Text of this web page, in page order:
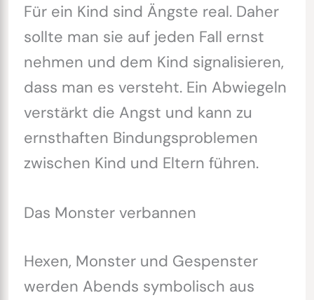
Für ein Kind sind Ängste real. Daher
sollte man sie auf jeden Fall ernst
nehmen und dem Kind signalisieren,
dass man es versteht. Ein Abwiegeln
verstärkt die Angst und kann zu
ernsthaften Bindungsproblemen
zwischen Kind und Eltern führen.
Das Monster verbannen
Hexen, Monster und Gespenster
werden Abends symbolisch aus